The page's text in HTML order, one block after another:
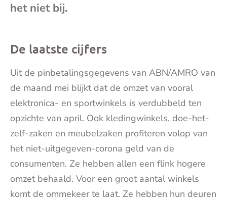
het niet bij.
De laatste cijfers
Uit de pinbetalingsgegevens van ABN/AMRO van
de maand mei blijkt dat de omzet van vooral
elektronica- en sportwinkels is verdubbeld ten
opzichte van april. Ook kledingwinkels, doe-het-
zelf-zaken en meubelzaken profiteren volop van
het niet-uitgegeven-corona geld van de
consumenten. Ze hebben allen een flink hogere
omzet behaald. Voor een groot aantal winkels
komt de ommekeer te laat. Ze hebben hun deuren